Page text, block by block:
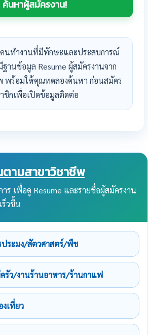
นทำงานที่มีทักษะและประสบการณ์
ฐานข้อมูล Resume ผู้สมัครงานจาก
พร้อมให้คุณทดลองค้นหา ก่อนสมัคร
ชิกเพื่อเปิดข้อมูลติดต่อ
ามสาขาวิชาชีพ
ร เพื่อดู Resume และรายชื่อผู้สมัครงาน
ร็วขึ้น
ประมง/สัตวศาสตร์/พืช
รัว/งานร้านอาหาร/ร้านกาแฟ
เที่ยว